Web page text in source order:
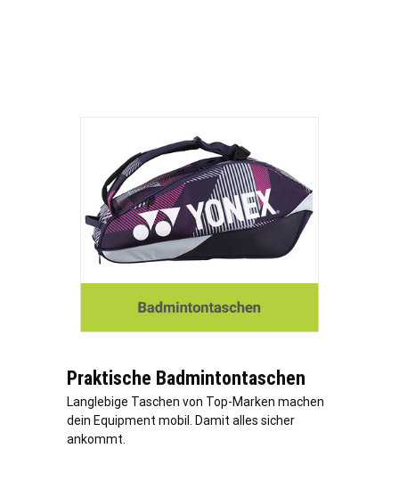
Praktische Badmintontaschen
Langlebige Taschen von Top-Marken machen
dein Equipment mobil. Damit alles sicher
ankommt.